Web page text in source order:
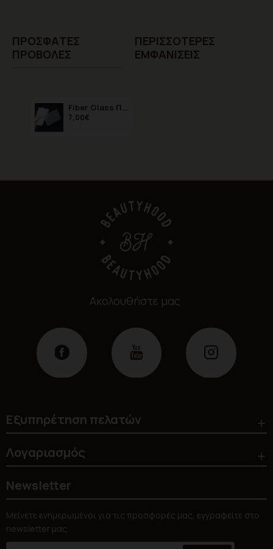
ΠΡΌΣΦΑTΕΣ
ΠΡΟΒΟΛΈΣ
ΠΕΡΙΣΣΌΤΕΡΕΣ
ΕΜΦΑΝΊΣΕΙΣ
Fiber Glass Πλέγμα Νυχιών
7,00€
Ακολουθήστε μας
Εξυπηρέτηση πελατών
Λογαριασμός
Newsletter
Μείνετε ενημερωμένοι για τις προσφορές μας, εγγραφείτε στο
newsletter μας